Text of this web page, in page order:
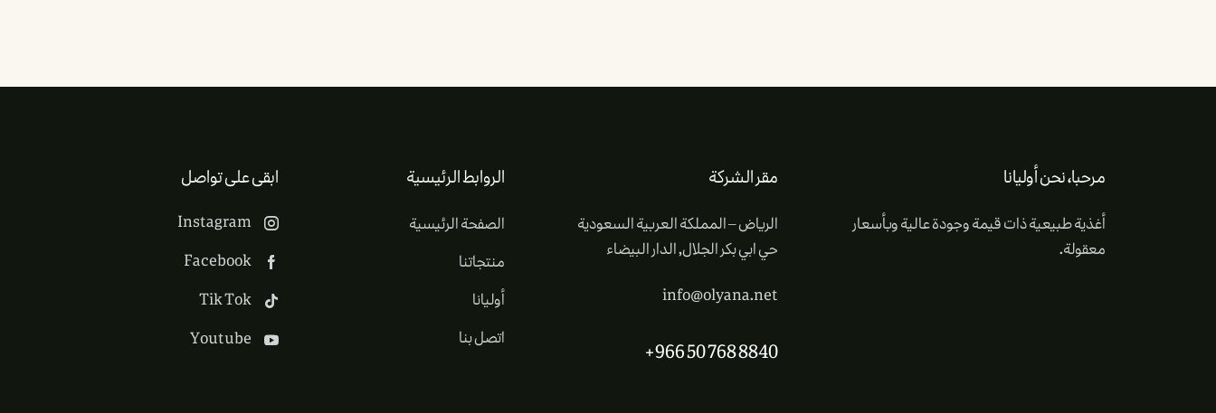
مرحبا، نحن أوليانا
أغذية طبيعية ذات قيمة وجودة عالية وبأسعار
معقولة.
مقر الشركة
الرياض – المملكة العربية السعودية
حي ابي بكر الجلال, الدار البيضاء
info@olyana.net
+966 50 768 8840
الروابط الرئيسية
الصفحة الرئيسية
منتجاتنا
أوليانا
اتصل بنا
ابقى على تواصل
Instagram
Facebook
Tik Tok
Youtube